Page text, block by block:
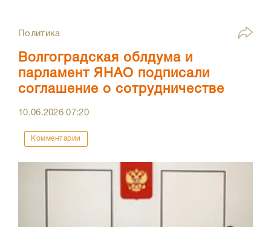
Политика
Волгоградская облдума и
парламент ЯНАО подписали
соглашение о сотрудничестве
10.06.202607:20
Комментарии